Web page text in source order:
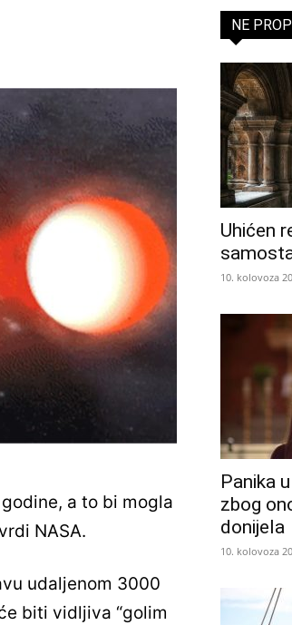
a to bi mogla
NASA.
udaljenom 3000
biti vidljiva “golim
NE
Uhićen
10. kolovoza
Panika
zbog
donijela
10. kolovoza